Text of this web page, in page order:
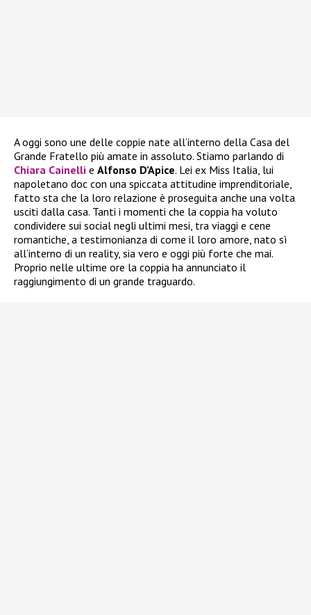
A oggi sono une delle coppie nate all’interno della Casa del
Grande Fratello più amate in assoluto. Stiamo parlando di
Chiara Cainelli e Alfonso D’Apice. Lei ex Miss Italia, lui
napoletano doc con una spiccata attitudine imprenditoriale,
fatto sta che la loro relazione è proseguita anche una volta
usciti dalla casa. Tanti i momenti che la coppia ha voluto
condividere sui social negli ultimi mesi, tra viaggi e cene
romantiche, a testimonianza di come il loro amore, nato sì
all’interno di un reality, sia vero e oggi più forte che mai.
Proprio nelle ultime ore la coppia ha annunciato il
raggiungimento di un grande traguardo.